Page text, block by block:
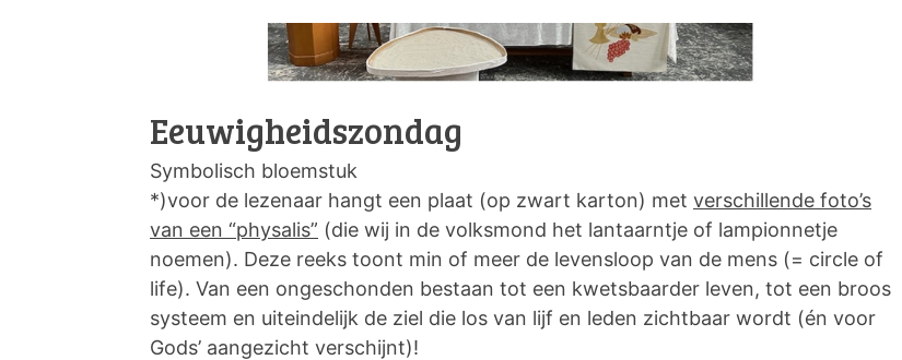
Eeuwigheidszondag
Symbolisch bloemstuk
*)voor de lezenaar hangt een plaat (op zwart karton) met verschillende foto’s
van een “physalis” (die wij in de volksmond het lantaarntje of lampionnetje
noemen). Deze reeks toont min of meer de levensloop van de mens (= circle of
life). Van een ongeschonden bestaan tot een kwetsbaarder leven, tot een broos
systeem en uiteindelijk de ziel die los van lijf en leden zichtbaar wordt (én voor
Gods’ aangezicht verschijnt)!